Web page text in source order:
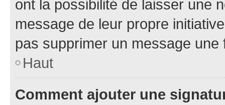
ont la possibilité de laisser une
message de leur propre
pas supprimer un message une
Haut
Comment ajouter une